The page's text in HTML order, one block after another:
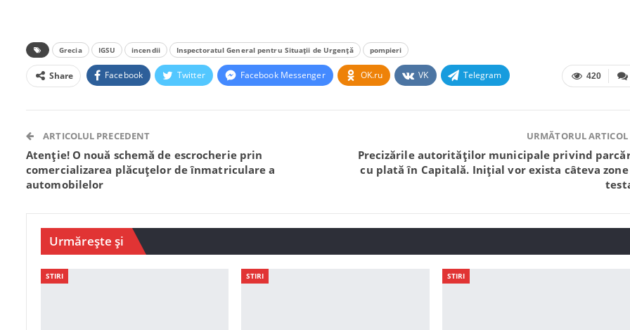
Grecia IGSU incendii Inspectoratul General pentru Situații de Urgență pompieri
420
Share Facebook Twitter Facebook Messenger OK.ru VK Telegram
ARTICOLUL PRECEDENT
Atenție! O nouă schemă de escrocherie prin
comercializarea plăcuțelor de înmatriculare a
automobilelor
URMĂTORUL ARTICOL
Precizările autorităților municipale privind
cu plată în Capitală. Inițial vor exista câteva
Urmărește și
STIRI STIRI STIRI